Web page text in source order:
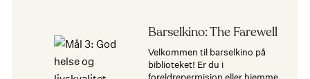
Barselkino: The Farewell
Velkommen til barselkino på
biblioteket! Er du i